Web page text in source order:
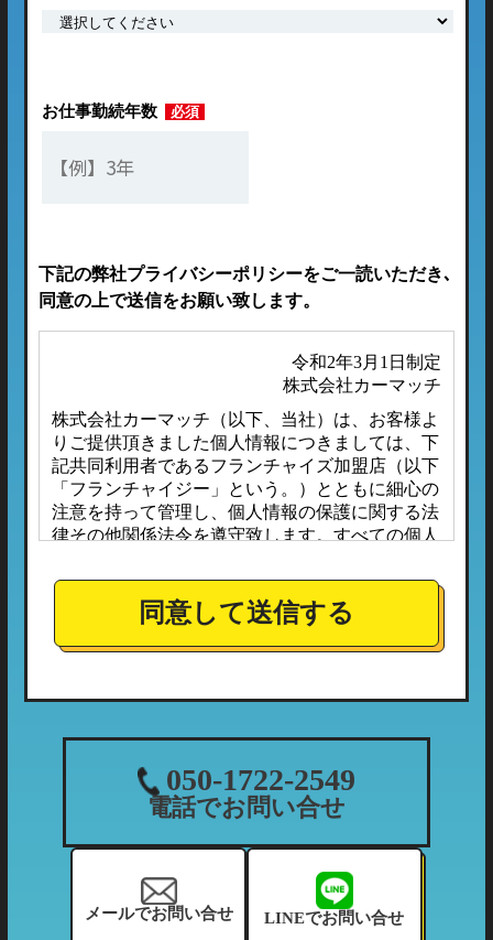
お仕事勤続年数 必須
下記の弊社プライバシーポリシーをご一読いただき､
同意の上で送信をお願い致します。
令和2年3月1日制定
株式会社カーマッチ
株式会社カーマッチ（以下、当社）は、お客様よ
りご提供頂きました個人情報につきましては、下
記共同利用者であるフランチャイズ加盟店（以下
「フランチャイジー」という。）とともに細心の
注意を持って管理し、個人情報の保護に関する法
律その他関係法令を遵守致します。すべての個人
ほか、お客様ご本人の同意なしに第三者へ開示ま
たは提供されることはありません。
また、フランチャイジーとの間においては、事前
に個人情報保護に対する安全性を審査の上、個人
こととしており、適切な管理監督を行ってまいり
当社が収集する個人情報につきましては、下記の
利用目的の範囲内において利用させて頂きます。
（1）ご利用履歴・支払状況の確認など、当社の
利用状況の把握及び債権管理のため
（2）カーマッチフランチャイズ全体の市場調
同意して送信する
050-1722-2549
電話でお問い合せ
メールでお問い合せ LINEでお問い合せ